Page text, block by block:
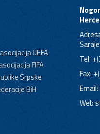
UEFA
FIFA
Srpske
BiH
Tel:
Fax:
Email:
Web